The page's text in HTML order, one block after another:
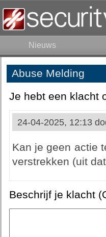
Nieuws
Abuse Melding
Je hebt een klacht
24-04-2025, 12:13
Kan je geen actie
verstrekken (uit
Beschrijf je klacht